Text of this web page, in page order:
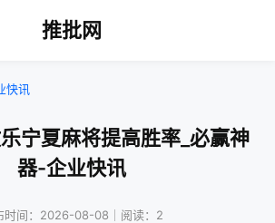
推批网
快讯
宁夏麻将提高胜率_必赢神
器-企业快讯
时间：2026-08-08｜阅读：2